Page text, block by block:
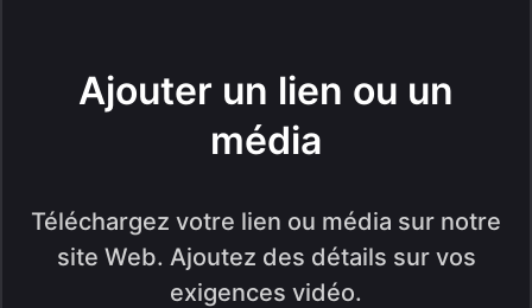
Ajouter un lien ou un
média
Téléchargez votre lien ou média sur notre
site Web. Ajoutez des détails sur vos
exigences vidéo.